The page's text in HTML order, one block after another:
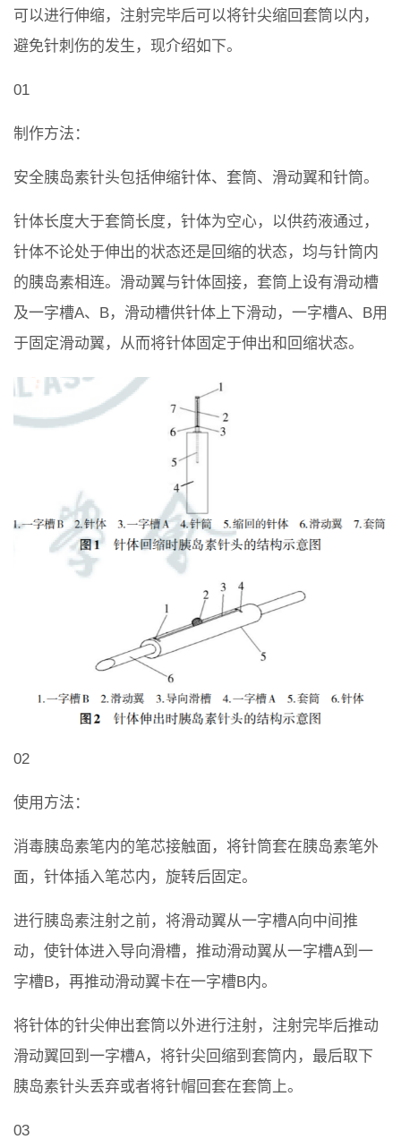
可以进行伸缩，注射完毕后可以将针尖缩回套筒以内，
避免针刺伤的发生，现介绍如下。
01
制作方法：
安全胰岛素针头包括伸缩针体、套筒、滑动翼和针筒。
针体长度大于套筒长度，针体为空心，以供药液通过，
针体不论处于伸出的状态还是回缩的状态，均与针筒内
的胰岛素相连。滑动翼与针体固接，套筒上设有滑动槽
及一字槽A、B，滑动槽供针体上下滑动，一字槽A、B用
于固定滑动翼，从而将针体固定于伸出和回缩状态。
02
使用方法：
消毒胰岛素笔内的笔芯接触面，将针筒套在胰岛素笔外
面，针体插入笔芯内，旋转后固定。
进行胰岛素注射之前，将滑动翼从一字槽A向中间推
动，使针体进入导向滑槽，推动滑动翼从一字槽A到一
字槽B，再推动滑动翼卡在一字槽B内。
将针体的针尖伸出套筒以外进行注射，注射完毕后推动
滑动翼回到一字槽A，将针尖回缩到套筒内，最后取下
胰岛素针头丢弃或者将针帽回套在套筒上。
03